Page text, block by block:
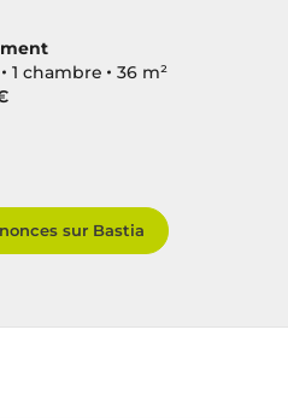
1 chambre
36 m²
sur Bastia